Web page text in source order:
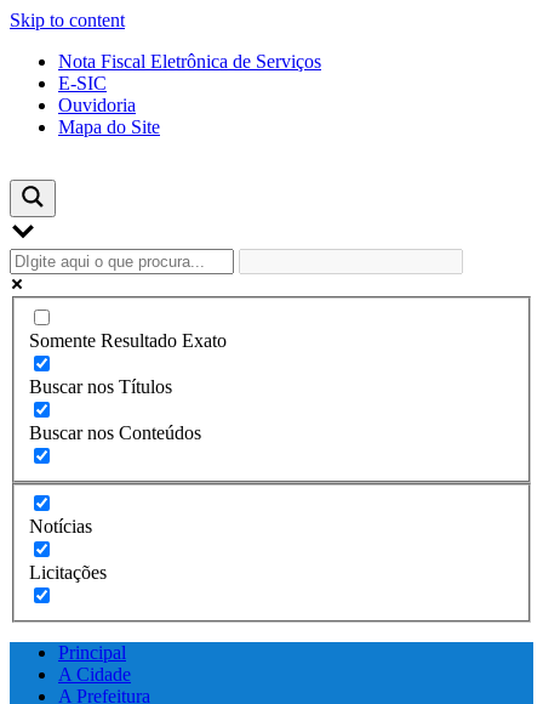
Skip to content
Nota Fiscal Eletrônica de Serviços
E-SIC
Ouvidoria
Mapa do Site
Somente Resultado Exato
Buscar nos Títulos
Buscar nos Conteúdos
Notícias
Licitações
Principal
A Cidade
A Prefeitura